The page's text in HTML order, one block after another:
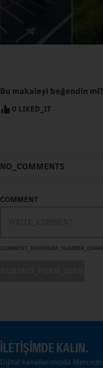
Bu makaleyi beğendin
0 LIKED_IT
NO_COMMENTS
COMMENT
İLETIŞIMDE KALIN.
Dijital kanallarımızda